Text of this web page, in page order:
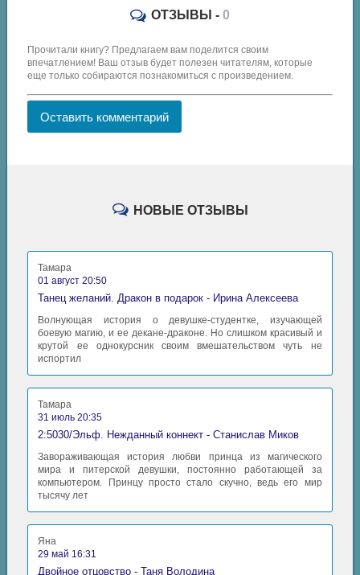
ОТЗЫВЫ - 0
Прочитали книгу? Предлагаем вам поделится своим
впечатлением! Ваш отзыв будет полезен читателям, которые
еще только собираются познакомиться с произведением.
Оставить комментарий
НОВЫЕ ОТЗЫВЫ
Тамара
01 август 20:50
Танец желаний. Дракон в подарок - Ирина Алексеева
Волнующая история о девушке-студентке, изучающей
боевую магию, и ее декане-драконе. Но слишком красивый и
крутой ее однокурсник своим вмешательством чуть не
испортил
Тамара
31 июль 20:35
2:5030/Эльф. Нежданный коннект - Станислав Миков
Завораживающая история любви принца из магического
мира и питерской девушки, постоянно работающей за
компьютером. Принцу просто стало скучно, ведь его мир
тысячу лет
Яна
29 май 16:31
Двойное отцовство - Таня Володина